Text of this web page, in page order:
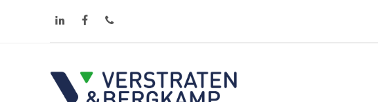
linkedinfacebookphone